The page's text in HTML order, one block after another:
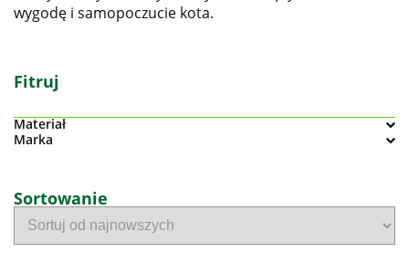
wygodę i samopoczucie kota.
Fitruj
Materiał
Marka
Sortowanie